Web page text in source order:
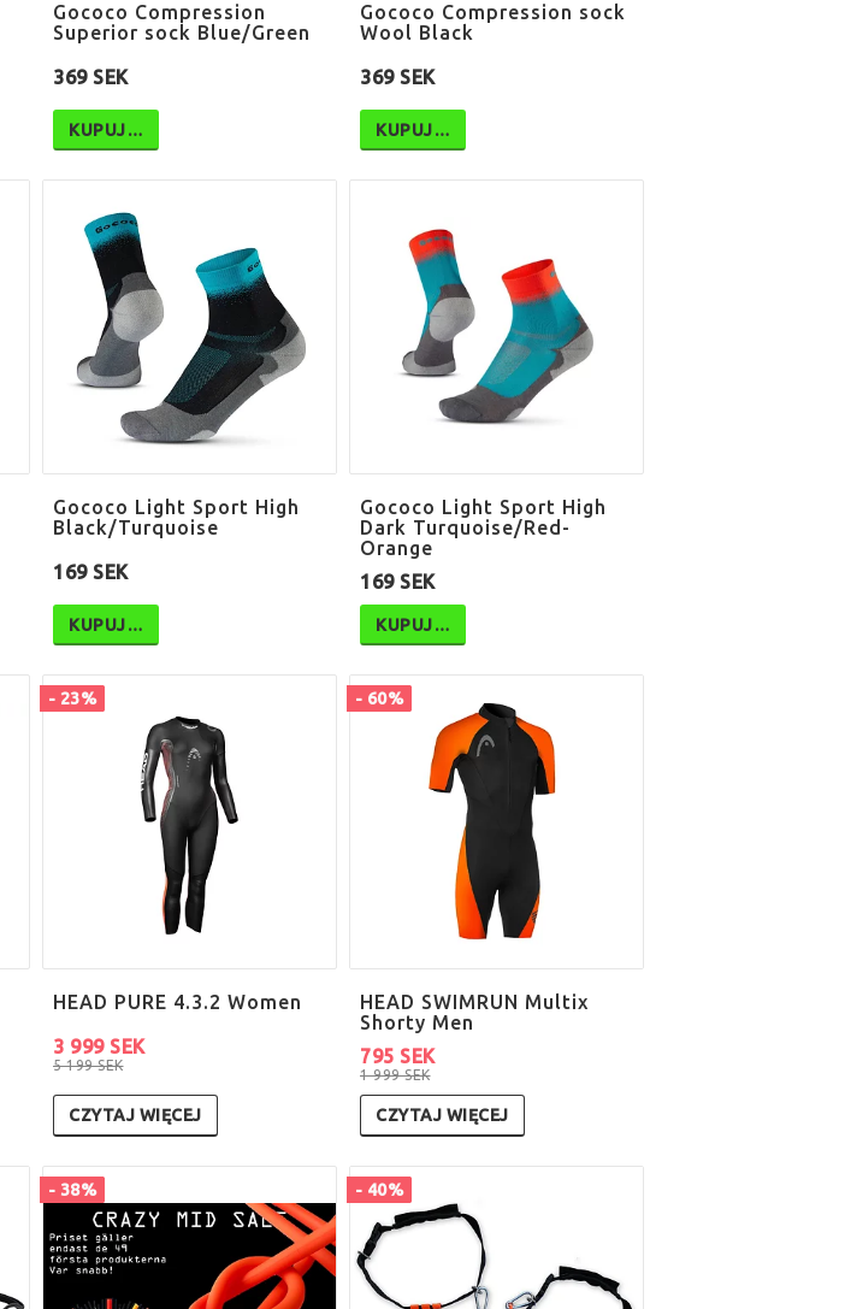
Gococo Compression
Superior sock Blue/Green
369 SEK
KUPUJ…
Gococo Compression sock
Wool Black
369 SEK
KUPUJ…
Gococo Light Sport High
Black/Turquoise
169 SEK
KUPUJ…
Gococo Light Sport High
Dark Turquoise/Red-
Orange
169 SEK
KUPUJ…
- 23%
HEAD PURE 4.3.2 Women
5 199 SEK
3 999 SEK
CZYTAJ WIĘCEJ
- 60%
HEAD SWIMRUN Multix
Shorty Men
1 999 SEK
795 SEK
CZYTAJ WIĘCEJ
- 38% - 40%